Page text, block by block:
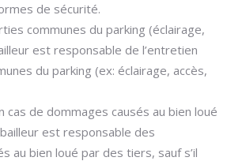
de sécurité.
communes du parking (éclairage,
est responsable de l’entretien
du parking (ex: éclairage, accès,
cas de dommages causés au bien loué
est responsable des
au bien loué par des tiers, sauf s’il